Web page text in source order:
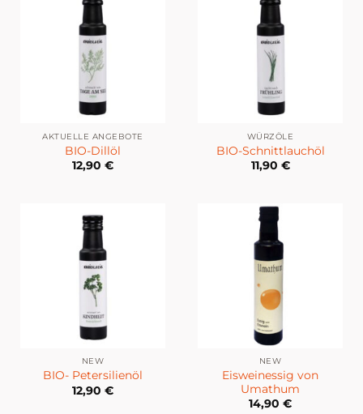
AKTUELLE ANGEBOTE
BIO-Dillöl
12,90 €
WÜRZÖLE
BIO-Schnittlauchöl
11,90 €
NEW
BIO- Petersilienöl
12,90 €
NEW
Eisweinessig von
Umathum
14,90 €